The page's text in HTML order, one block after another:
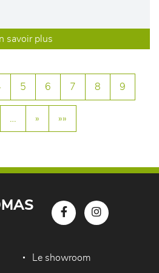
savoir plus
5 6 7 8 9
» »»
Le showroom